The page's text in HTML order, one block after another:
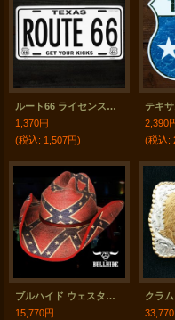
ルート66 ライセンスプレート テキサス/Texas Route 66 Metal License Plate
1,370円
(税込: 1,507円)
2,390
(税込:
ブルハイド ウェスタン ストロー カウボーイ ハット クラッカーライン20X 大きいサイズもあり/Bullhide Western Straw Cowboy Hat Cracker Line 20X
15,770円